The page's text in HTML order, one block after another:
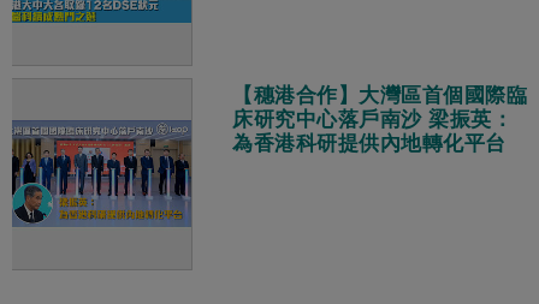
【穗港合作】大灣區首個國際臨
床研究中心落戶南沙 梁振英：
為香港科研提供內地轉化平台